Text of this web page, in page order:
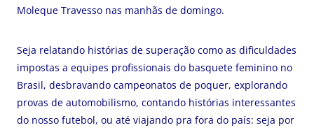
Moleque Travesso nas manhãs de domingo.
Seja relatando histórias de superação como as dificuldades
impostas a equipes profissionais do basquete feminino no
Brasil, desbravando campeonatos de poquer, explorando
provas de automobilismo, contando histórias interessantes
do nosso futebol, ou até viajando pra fora do país: seja por